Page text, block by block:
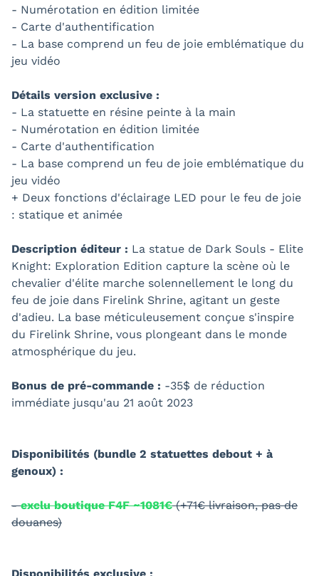
- Numérotation en édition limitée
- Carte d'authentification
- La base comprend un feu de joie emblématique du
jeu vidéo
Détails version exclusive :
- La statuette en résine peinte à la main
- Numérotation en édition limitée
- Carte d'authentification
- La base comprend un feu de joie emblématique du
jeu vidéo
+ Deux fonctions d'éclairage LED pour le feu de joie
: statique et animée
Description éditeur : La statue de Dark Souls - Elite
Knight: Exploration Edition capture la scène où le
chevalier d'élite marche solennellement le long du
feu de joie dans Firelink Shrine, agitant un geste
d'adieu. La base méticuleusement conçue s'inspire
du Firelink Shrine, vous plongeant dans le monde
atmosphérique du jeu.
Bonus de pré-commande : -35$ de réduction
immédiate jusqu'au 21 août 2023
Disponibilités (bundle 2 statuettes debout + à
genoux) :
-exclu boutique F4F ~1081€(+71€ livraison, pas de
douanes)